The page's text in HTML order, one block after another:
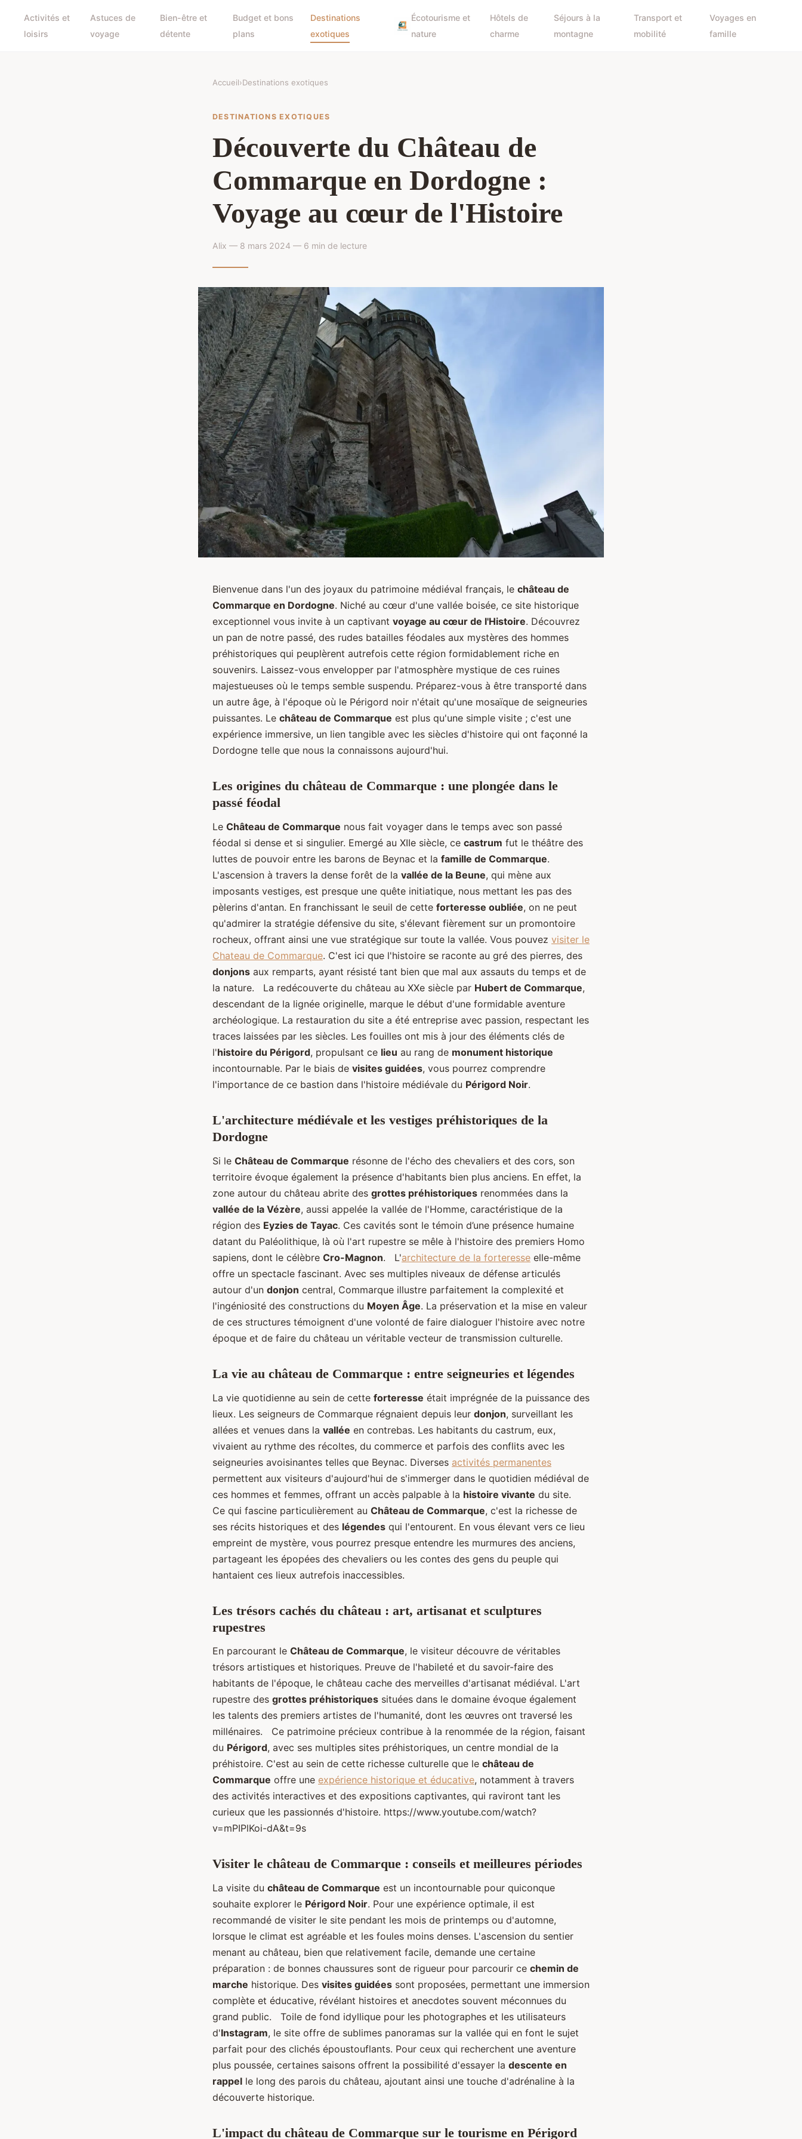
Activités et
loisirs
Astuces de
voyage
Bien-être et
détente
Budget et bons
plans
Destinations
exotiques
Écotourisme et
nature
Hôtels de
charme
Séjours à la
montagne
Transport et
mobilité
Voyages en
famille
Accueil›Destinations exotiques
DESTINATIONS EXOTIQUES
Découverte du Château de
Commarque en Dordogne :
Voyage au cœur de l'Histoire
Alix — 8 mars 2024 — 6 min de lecture
Bienvenue dans l'un des joyaux du patrimoine médiéval français, le château de
Commarque en Dordogne. Niché au cœur d'une vallée boisée, ce site historique
exceptionnel vous invite à un captivant voyage au cœur de l'Histoire. Découvrez
un pan de notre passé, des rudes batailles féodales aux mystères des hommes
préhistoriques qui peuplèrent autrefois cette région formidablement riche en
souvenirs. Laissez-vous envelopper par l'atmosphère mystique de ces ruines
majestueuses où le temps semble suspendu. Préparez-vous à être transporté dans
un autre âge, à l'époque où le Périgord noir n'était qu'une mosaïque de seigneuries
puissantes. Le château de Commarque est plus qu'une simple visite ; c'est une
expérience immersive, un lien tangible avec les siècles d'histoire qui ont façonné la
Dordogne telle que nous la connaissons aujourd'hui.
Les origines du château de Commarque : une plongée dans le
passé féodal
Le Château de Commarque nous fait voyager dans le temps avec son passé
féodal si dense et si singulier. Emergé au XIIe siècle, ce castrum fut le théâtre des
luttes de pouvoir entre les barons de Beynac et la famille de Commarque.
L'ascension à travers la dense forêt de la vallée de la Beune, qui mène aux
imposants vestiges, est presque une quête initiatique, nous mettant les pas des
pèlerins d'antan. En franchissant le seuil de cette forteresse oubliée, on ne peut
qu'admirer la stratégie défensive du site, s'élevant fièrement sur un promontoire
rocheux, offrant ainsi une vue stratégique sur toute la vallée. Vous pouvez visiter le
Chateau de Commarque. C'est ici que l'histoire se raconte au gré des pierres, des
donjons aux remparts, ayant résisté tant bien que mal aux assauts du temps et de
la nature. La redécouverte du château au XXe siècle par Hubert de Commarque,
descendant de la lignée originelle, marque le début d'une formidable aventure
archéologique. La restauration du site a été entreprise avec passion, respectant les
traces laissées par les siècles. Les fouilles ont mis à jour des éléments clés de
l'histoire du Périgord, propulsant ce lieu au rang de monument historique
incontournable. Par le biais de visites guidées, vous pourrez comprendre
l'importance de ce bastion dans l'histoire médiévale du Périgord Noir.
L'architecture médiévale et les vestiges préhistoriques de la
Dordogne
Si le Château de Commarque résonne de l'écho des chevaliers et des cors, son
territoire évoque également la présence d'habitants bien plus anciens. En effet, la
zone autour du château abrite des grottes préhistoriques renommées dans la
vallée de la Vézère, aussi appelée la vallée de l'Homme, caractéristique de la
région des Eyzies de Tayac. Ces cavités sont le témoin d’une présence humaine
datant du Paléolithique, là où l'art rupestre se mêle à l'histoire des premiers Homo
sapiens, dont le célèbre Cro-Magnon. L'architecture de la forteresse elle-même
offre un spectacle fascinant. Avec ses multiples niveaux de défense articulés
autour d'un donjon central, Commarque illustre parfaitement la complexité et
l'ingéniosité des constructions du Moyen Âge. La préservation et la mise en valeur
de ces structures témoignent d'une volonté de faire dialoguer l'histoire avec notre
époque et de faire du château un véritable vecteur de transmission culturelle.
La vie au château de Commarque : entre seigneuries et légendes
La vie quotidienne au sein de cette forteresse était imprégnée de la puissance des
lieux. Les seigneurs de Commarque régnaient depuis leur donjon, surveillant les
allées et venues dans la vallée en contrebas. Les habitants du castrum, eux,
vivaient au rythme des récoltes, du commerce et parfois des conflits avec les
seigneuries avoisinantes telles que Beynac. Diverses activités permanentes
permettent aux visiteurs d'aujourd'hui de s'immerger dans le quotidien médiéval de
ces hommes et femmes, offrant un accès palpable à la histoire vivante du site.
Ce qui fascine particulièrement au Château de Commarque, c'est la richesse de
ses récits historiques et des légendes qui l'entourent. En vous élevant vers ce lieu
empreint de mystère, vous pourrez presque entendre les murmures des anciens,
partageant les épopées des chevaliers ou les contes des gens du peuple qui
hantaient ces lieux autrefois inaccessibles.
Les trésors cachés du château : art, artisanat et sculptures
rupestres
En parcourant le Château de Commarque, le visiteur découvre de véritables
trésors artistiques et historiques. Preuve de l'habileté et du savoir-faire des
habitants de l'époque, le château cache des merveilles d'artisanat médiéval. L'art
rupestre des grottes préhistoriques situées dans le domaine évoque également
les talents des premiers artistes de l'humanité, dont les œuvres ont traversé les
millénaires. Ce patrimoine précieux contribue à la renommée de la région, faisant
du Périgord, avec ses multiples sites préhistoriques, un centre mondial de la
préhistoire. C'est au sein de cette richesse culturelle que le château de
Commarque offre une expérience historique et éducative, notamment à travers
des activités interactives et des expositions captivantes, qui raviront tant les
curieux que les passionnés d'histoire. https://www.youtube.com/watch?
v=mPIPlKoi-dA&t=9s
Visiter le château de Commarque : conseils et meilleures périodes
La visite du château de Commarque est un incontournable pour quiconque
souhaite explorer le Périgord Noir. Pour une expérience optimale, il est
recommandé de visiter le site pendant les mois de printemps ou d'automne,
lorsque le climat est agréable et les foules moins denses. L'ascension du sentier
menant au château, bien que relativement facile, demande une certaine
préparation : de bonnes chaussures sont de rigueur pour parcourir ce chemin de
marche historique. Des visites guidées sont proposées, permettant une immersion
complète et éducative, révélant histoires et anecdotes souvent méconnues du
grand public. Toile de fond idyllique pour les photographes et les utilisateurs
d'Instagram, le site offre de sublimes panoramas sur la vallée qui en font le sujet
parfait pour des clichés époustouflants. Pour ceux qui recherchent une aventure
plus poussée, certaines saisons offrent la possibilité d'essayer la descente en
rappel le long des parois du château, ajoutant ainsi une touche d'adrénaline à la
découverte historique.
L'impact du château de Commarque sur le tourisme en Périgord